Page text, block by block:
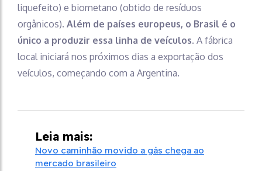
liquefeito) e biometano (obtido de resíduos
orgânicos). Além de países europeus, o Brasil é o
único a produzir essa linha de veículos. A fábrica
local iniciará nos próximos dias a exportação dos
veículos, começando com a Argentina.
Leia mais:
Novo caminhão movido a gás chega ao
mercado brasileiro